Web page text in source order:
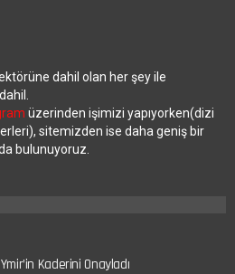
dahil olan her şey ile
üzerinden işimizi yapıyorken(dizi
sitemizden ise daha geniş bir
bulunuyoruz.
Kaderini Onayladı